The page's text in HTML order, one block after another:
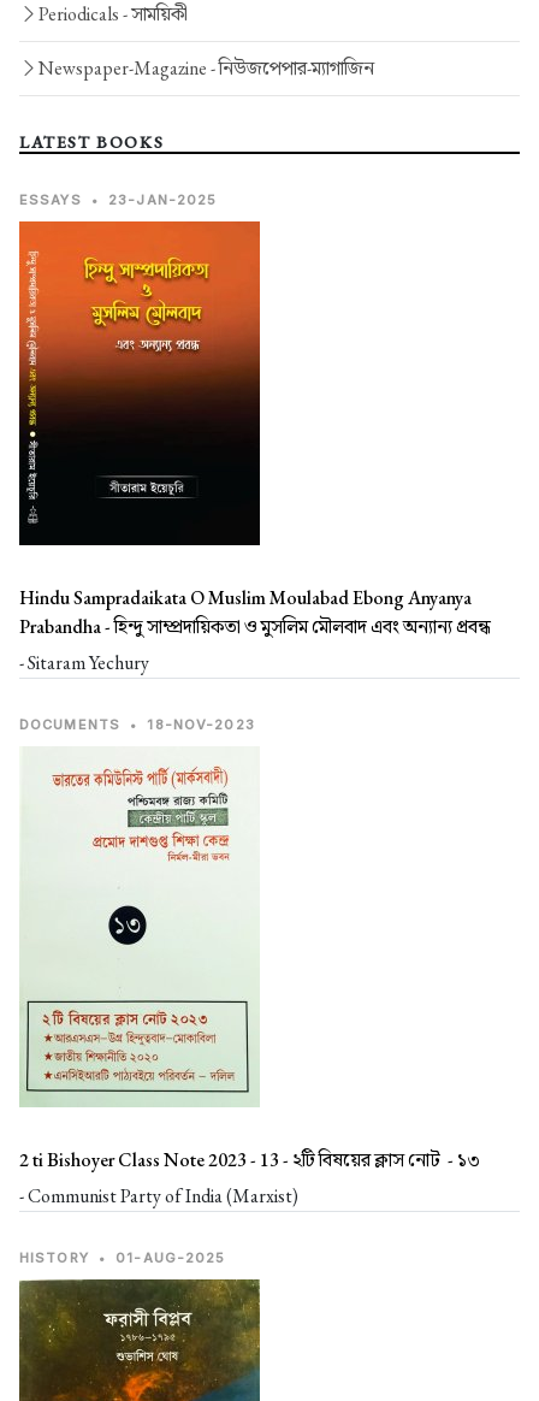
Periodicals -সাময়িকী
Newspaper-Magazine -নিউজপেপার-ম্যাগাজিন
LATEST BOOKS
ESSAYS • 23-JAN-2025
Hindu Sampradaikata O Muslim Moulabad Ebong Anyanya
Prabandha -হিন্দু সাম্প্রদায়িকতা ও মুসলিম মৌলবাদ এবং অন্যান্য প্রবন্ধ
- Sitaram Yechury
DOCUMENTS • 18-NOV-2023
2 ti Bishoyer Class Note 2023 - 13 - ২টি বিষয়ের ক্লাস নোট - ১৩
- Communist Party of India (Marxist)
HISTORY • 01-AUG-2025